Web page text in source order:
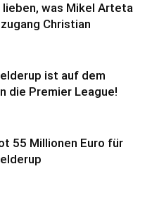
lieben, was Mikel Arteta
Christian
ist auf dem
die Premier League!
55 Millionen Euro für